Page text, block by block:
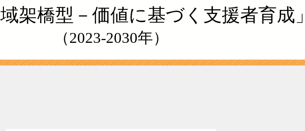
架橋型－ 価値に基づく支援者育成」
（2023-2030年）